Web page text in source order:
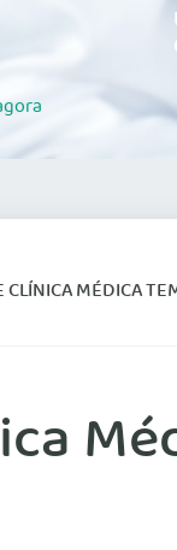
CLÍNICA MÉDICA